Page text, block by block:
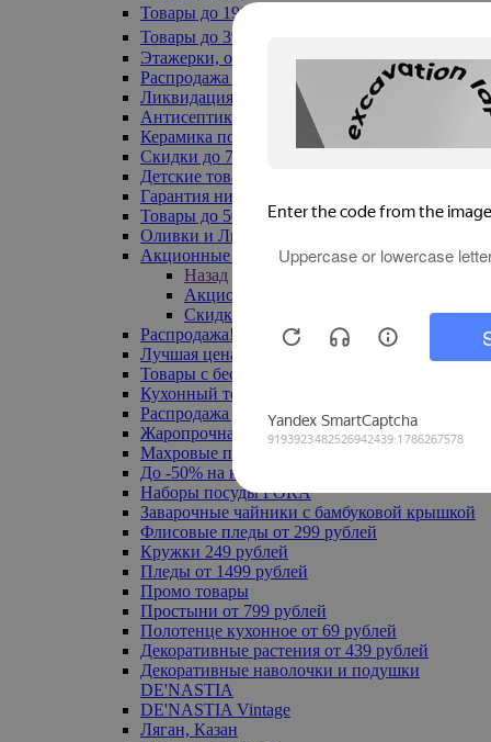
Товары до 199₽
Товары до 399₽
Этажерки, обувницы
Распродажа текстиля до -50%
Ликвидация до -70%
Антисептики
Керамика по 129 руб
Скидки до 70%
Детские товары
Гарантия низкой цены
Товары до 500 руб
Оливки и Лимоны
Акционные товары
Назад
Акционные товары
Скидка 20% по промокоду
Распродажа! Ульяновск до -70%
Лучшая цена
Товары с бесплатной доставкой
Кухонный текстиль
Распродажа до -50%
Жаропрочная посуда
Махровые полотенца
До -50% на ковры
Наборы посуды FORA
Заварочные чайники с бамбуковой крышкой
Флисовые пледы от 299 рублей
Кружки 249 рублей
Пледы от 1499 рублей
Промо товары
Простыни от 799 рублей
Полотенце кухонное от 69 рублей
Декоративные растения от 439 рублей
Декоративные наволочки и подушки
DE'NASTIA
DE'NASTIA Vintage
Ляган, Казан